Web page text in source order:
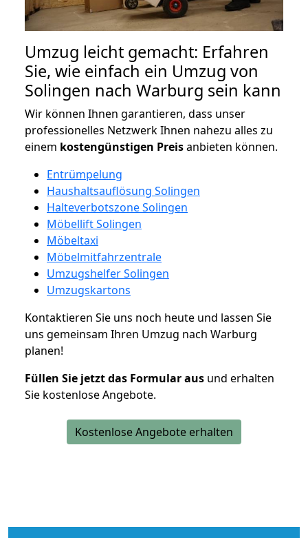
Umzug leicht gemacht: Erfahren
Sie, wie einfach ein Umzug von
Solingen nach Warburg sein kann
Wir können Ihnen garantieren, dass unser
professionelles Netzwerk Ihnen nahezu alles zu
einem kostengünstigen Preisanbieten können.
Entrümpelung
Haushaltsauflösung Solingen
Halteverbotszone Solingen
Möbellift Solingen
Möbeltaxi
Möbelmitfahrzentrale
Umzugshelfer Solingen
Umzugskartons
Kontaktieren Sie uns noch heute und lassen Sie
uns gemeinsam Ihren Umzug nach Warburg
planen!
Füllen Sie jetzt das Formular aus und erhalten
Sie kostenlose Angebote.
Kostenlose Angebote erhalten